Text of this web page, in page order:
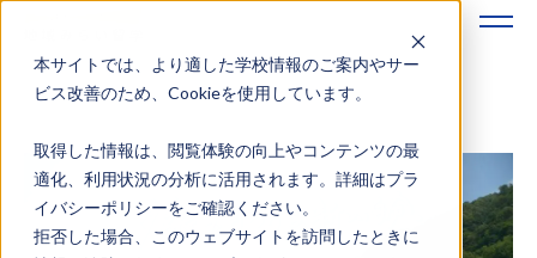
本サイトでは、より適した学校情報のご案内やサー
ビス改善のため、Cookieを使用しています。
取得した情報は、閲覧体験の向上やコンテンツの最
適化、利用状況の分析に活用されます。詳細はプラ
イバシーポリシーをご確認ください。
拒否した場合、このウェブサイトを訪問したときに
地域みらい留学のすすめかた
地域みらい留学とは
学校を探す